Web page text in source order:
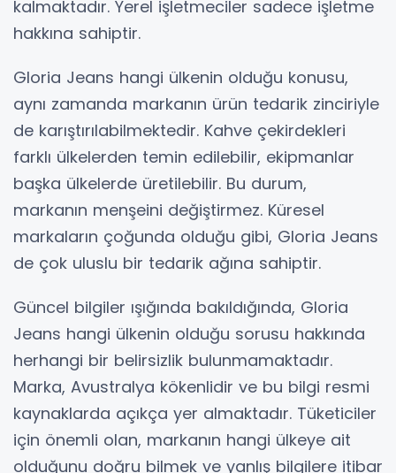
kalmaktadır. Yerel işletmeciler sadece işletme
hakkına sahiptir.
Gloria Jeans hangi ülkenin olduğu konusu,
aynı zamanda markanın ürün tedarik zinciriyle
de karıştırılabilmektedir. Kahve çekirdekleri
farklı ülkelerden temin edilebilir, ekipmanlar
başka ülkelerde üretilebilir. Bu durum,
markanın menşeini değiştirmez. Küresel
markaların çoğunda olduğu gibi, Gloria Jeans
de çok uluslu bir tedarik ağına sahiptir.
Güncel bilgiler ışığında bakıldığında, Gloria
Jeans hangi ülkenin olduğu sorusu hakkında
herhangi bir belirsizlik bulunmamaktadır.
Marka, Avustralya kökenlidir ve bu bilgi resmi
kaynaklarda açıkça yer almaktadır. Tüketiciler
için önemli olan, markanın hangi ülkeye ait
olduğunu doğru bilmek ve yanlış bilgilere itibar